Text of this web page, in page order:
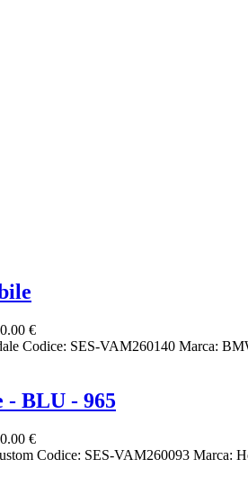
€
Codice: SES-VAM260140 Marca:
- BLU - 965
€
Codice: SES-VAM260093 Marca: